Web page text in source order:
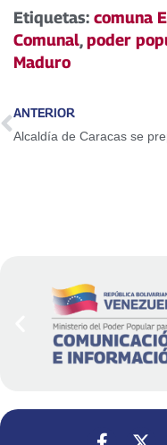
Etiquetas: comuna
Comunal,poder
Maduro
ANTERIOR